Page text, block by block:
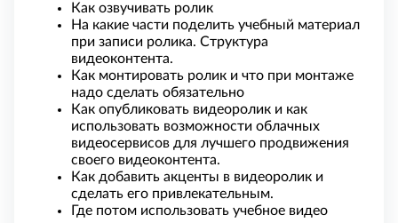
Как озвучивать ролик
На какие части поделить учебный материал
при записи ролика. Структура
видеоконтента.
Как монтировать ролик и что при монтаже
надо сделать обязательно
Как опубликовать видеоролик и как
использовать возможности облачных
видеосервисов для лучшего продвижения
своего видеоконтента.
Как добавить акценты в видеоролик и
сделать его привлекательным.
Где потом использовать учебное видео